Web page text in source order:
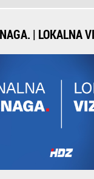
| LOKALNA